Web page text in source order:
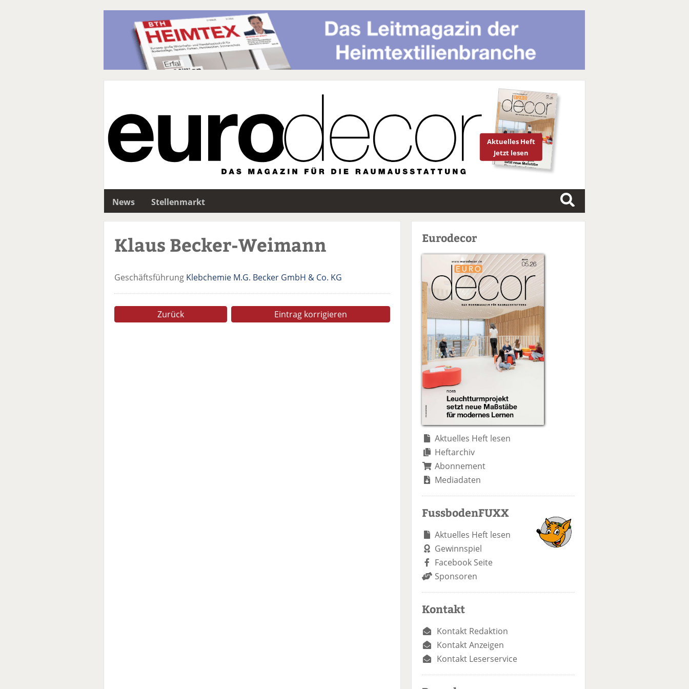
Aktuelles Heft
Jetzt lesen
News
Stellenmarkt
S
u
Klaus Becker-Weimann
Geschäftsführung Klebchemie M.G. Becker GmbH & Co. KG
Zurück Eintrag korrigieren
Eurodecor
Aktuelles Heft lesen
Heftarchiv
Abonnement
Mediadaten
FussbodenFUXX
Aktuelles Heft lesen
Gewinnspiel
Facebook Seite
Sponsoren
Kontakt
Kontakt Redaktion
Kontakt Anzeigen
Kontakt Leserservice